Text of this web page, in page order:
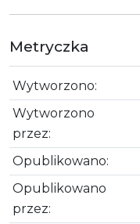
Metryczka
Wytworzono:
Wytworzono
przez:
Opublikowano:
Opublikowano
przez: